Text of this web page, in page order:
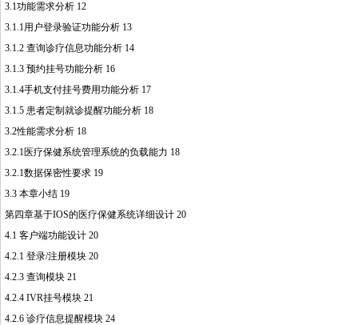
3.1功能需求分析 12
3.1.1用户登录验证功能分析 13
3.1.2 查询诊疗信息功能分析 14
3.1.3 预约挂号功能分析 16
3.1.4手机支付挂号费用功能分析 17
3.1.5 患者定制就诊提醒功能分析 18
3.2性能需求分析 18
3.2.1医疗保健系统管理系统的负载能力 18
3.2.1数据保密性要求 19
3.3 本章小结 19
第四章基于IOS的医疗保健系统详细设计 20
4.1 客户端功能设计 20
4.2.1 登录/注册模块 20
4.2.3 查询模块 21
4.2.4 IVR挂号模块 21
4.2.6 诊疗信息提醒模块 24